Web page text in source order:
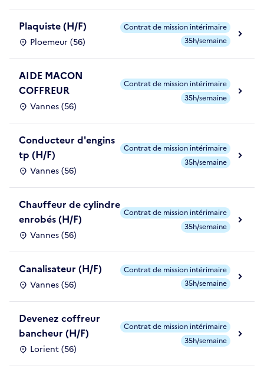
Plaquiste (H/F)
Ploemeur (56)
Contrat de mission intérimaire
35h/semaine
AIDE MACON
COFFREUR
Vannes (56)
Contrat de mission intérimaire
35h/semaine
Conducteur d'engins
tp (H/F)
Vannes (56)
Contrat de mission intérimaire
35h/semaine
Chauffeur de cylindre
enrobés (H/F)
Vannes (56)
Contrat de mission intérimaire
35h/semaine
Canalisateur (H/F)
Vannes (56)
Contrat de mission intérimaire
35h/semaine
Devenez coffreur
bancheur (H/F)
Lorient (56)
Contrat de mission intérimaire
35h/semaine